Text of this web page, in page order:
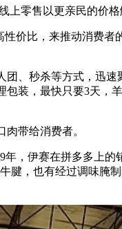
零售以更亲民的价格
价比，来推动消费者
、秒杀等方式，迅速
装，最快只要3天，
带给消费者。
，伊赛在拼多多上
腱，也有经过调味腌